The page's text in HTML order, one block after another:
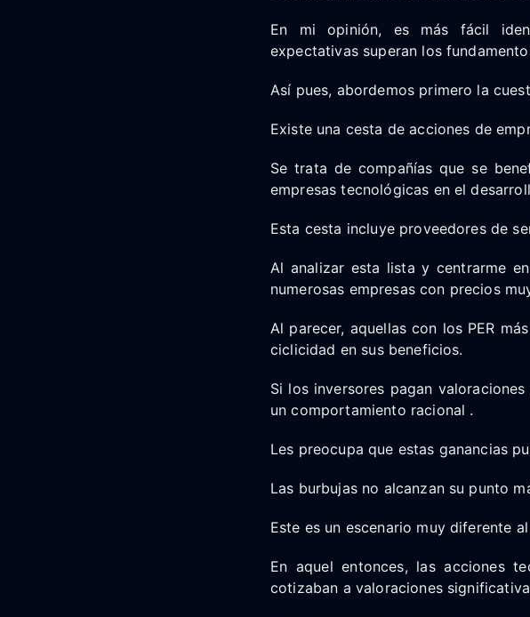
En mi opinión, es más fácil
expectativas superan los
Así pues, abordemos primero la
Existe una cesta de acciones de
Se trata de compañías que se
empresas tecnológicas en el
Esta cesta incluye proveedores de
Al analizar esta lista y centrarme
numerosas empresas con precios
Al parecer, aquellas con los PER
ciclicidad en sus beneficios.
Si los inversores pagan
un comportamiento racional .
Les preocupa que estas ganancias
Las burbujas no alcanzan su punto
Este es un escenario muy diferente
En aquel entonces, las acciones
cotizaban a valoraciones